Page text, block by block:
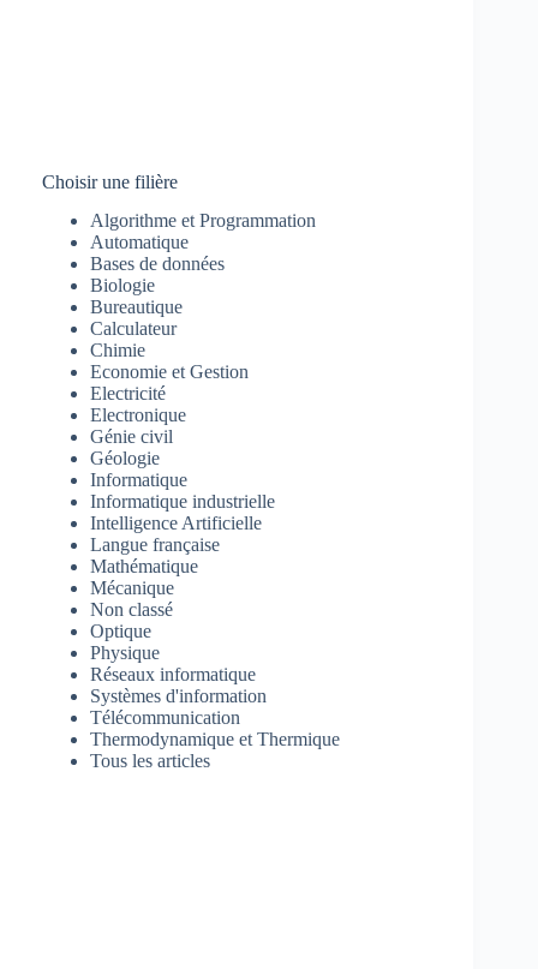
Choisir une filière
Algorithme et Programmation
Automatique
Bases de données
Biologie
Bureautique
Calculateur
Chimie
Economie et Gestion
Electricité
Electronique
Génie civil
Géologie
Informatique
Informatique industrielle
Intelligence Artificielle
Langue française
Mathématique
Mécanique
Non classé
Optique
Physique
Réseaux informatique
Systèmes d'information
Télécommunication
Thermodynamique et Thermique
Tous les articles